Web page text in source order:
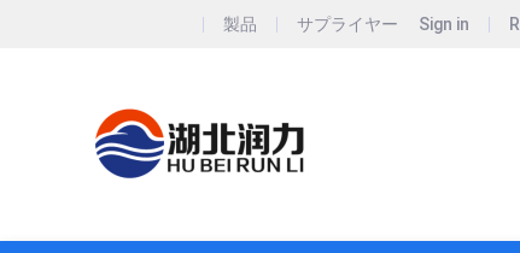
製品 サプライヤー Sign in